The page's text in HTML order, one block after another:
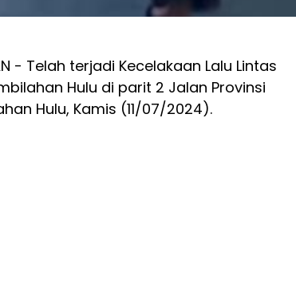
- Telah terjadi Kecelakaan Lalu Lintas
Hulu di parit 2 Jalan Provinsi
Hulu, Kamis (11/07/2024).